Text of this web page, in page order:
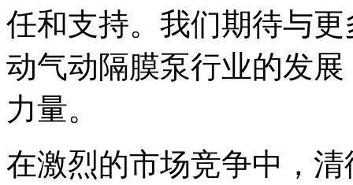
任和支持。我们期待与
动气动隔膜泵行业的发
力量。
在激烈的市场竞争中，